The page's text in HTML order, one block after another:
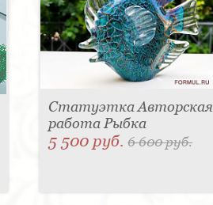
Статуэтка Авторская
работа Рыбка
5 500 руб.6 600 руб.